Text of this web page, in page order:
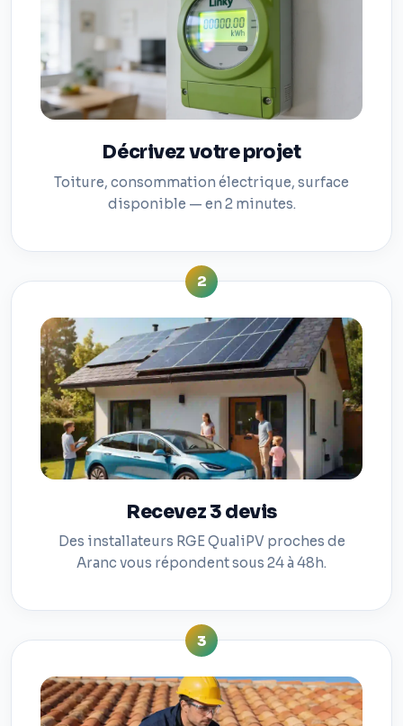
Décrivez votre projet
Toiture, consommation électrique, surface
disponible — en 2 minutes.
2
Recevez 3 devis
Des installateurs RGE QualiPV proches de
Aranc vous répondent sous 24 à 48h.
3